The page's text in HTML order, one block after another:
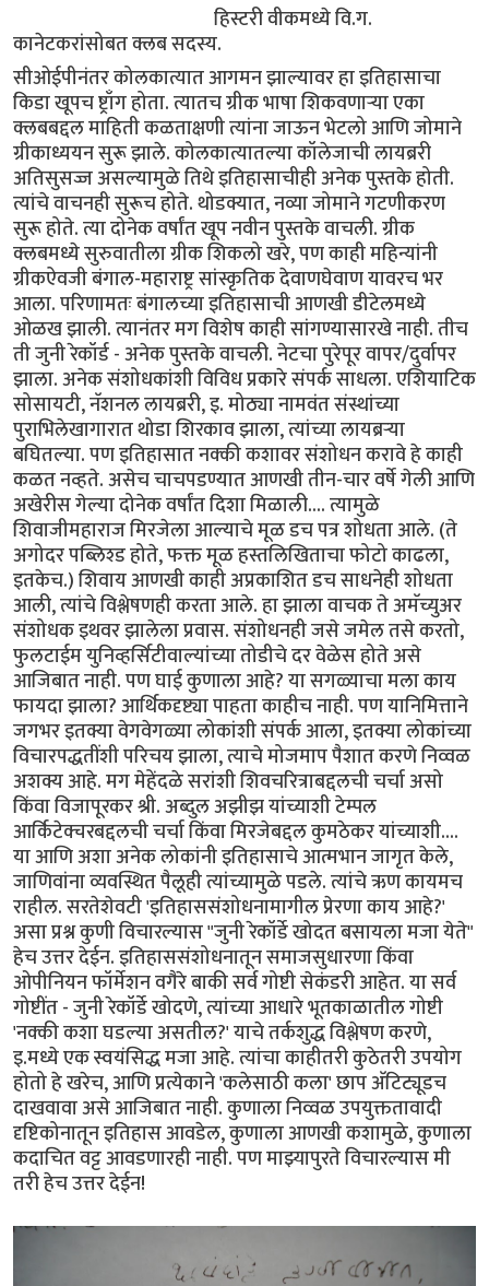
हिस्टरी वीकमध्ये वि.ग.
कानेटकरांसोबत क्लब सदस्य.
सीओईपीनंतर कोलकात्यात आगमन झाल्यावर हा इतिहासाचा
किडा खूपच ष्ट्राँग होता. त्यातच ग्रीक भाषा शिकवणार्‍या एका
क्लबबद्दल माहिती कळताक्षणी त्यांना जाऊन भेटलो आणि जोमाने
ग्रीकाध्ययन सुरू झाले. कोलकात्यातल्या कॉलेजाची लायब्ररी
अतिसुसज्ज असल्यामुळे तिथे इतिहासाचीही अनेक पुस्तके होती.
त्यांचे वाचनही सुरूच होते. थोडक्यात, नव्या जोमाने गटणीकरण
सुरू होते. त्या दोनेक वर्षांत खूप नवीन पुस्तके वाचली. ग्रीक
क्लबमध्ये सुरुवातीला ग्रीक शिकलो खरे, पण काही महिन्यांनी
ग्रीकऐवजी बंगाल-महाराष्ट्र सांस्कृतिक देवाणघेवाण यावरच भर
आला. परिणामतः बंगालच्या इतिहासाची आणखी डीटेलमध्ये
ओळख झाली. त्यानंतर मग विशेष काही सांगण्यासारखे नाही. तीच
ती जुनी रेकॉर्ड - अनेक पुस्तके वाचली. नेटचा पुरेपूर वापर/दुर्वापर
झाला. अनेक संशोधकांशी विविध प्रकारे संपर्क साधला. एशियाटिक
सोसायटी, नॅशनल लायब्ररी, इ. मोठ्या नामवंत संस्थांच्या
पुराभिलेखागारात थोडा शिरकाव झाला, त्यांच्या लायब्रर्‍या
बघितल्या. पण इतिहासात नक्की कशावर संशोधन करावे हे काही
कळत नव्हते. असेच चाचपडण्यात आणखी तीन-चार वर्षे गेली आणि
अखेरीस गेल्या दोनेक वर्षांत दिशा मिळाली.... त्यामुळे
शिवाजीमहाराज मिरजेला आल्याचे मूळ डच पत्र शोधता आले. (ते
अगोदर पब्लिश्ड होते, फक्त मूळ हस्तलिखिताचा फोटो काढला,
इतकेच.) शिवाय आणखी काही अप्रकाशित डच साधनेही शोधता
आली, त्यांचे विश्लेषणही करता आले. हा झाला वाचक ते अमॅच्युअर
संशोधक इथवर झालेला प्रवास. संशोधनही जसे जमेल तसे करतो,
फुलटाईम युनिव्हर्सिटीवाल्यांच्या तोडीचे दर वेळेस होते असे
आजिबात नाही. पण घाई कुणाला आहे? या सगळ्याचा मला काय
फायदा झाला? आर्थिकदृष्ट्या पाहता काहीच नाही. पण यानिमित्ताने
जगभर इतक्या वेगवेगळ्या लोकांशी संपर्क आला, इतक्या लोकांच्या
विचारपद्धतींशी परिचय झाला, त्याचे मोजमाप पैशात करणे निव्वळ
अशक्य आहे. मग मेहेंदळे सरांशी शिवचरित्राबद्दलची चर्चा असो
किंवा विजापूरकर श्री. अब्दुल अझीझ यांच्याशी टेम्पल
आर्किटेक्चरबद्दलची चर्चा किंवा मिरजेबद्दल कुमठेकर यांच्याशी....
या आणि अशा अनेक लोकांनी इतिहासाचे आत्मभान जागृत केले,
जाणिवांना व्यवस्थित पैलूही त्यांच्यामुळे पडले. त्यांचे ऋण कायमच
राहील. सरतेशेवटी 'इतिहाससंशोधनामागील प्रेरणा काय आहे?'
असा प्रश्न कुणी विचारल्यास "जुनी रेकॉर्डे खोदत बसायला मजा येते"
हेच उत्तर देईन. इतिहाससंशोधनातून समाजसुधारणा किंवा
ओपीनियन फॉर्मेशन वगैरे बाकी सर्व गोष्टी सेकंडरी आहेत. या सर्व
गोष्टींत - जुनी रेकॉर्डे खोदणे, त्यांच्या आधारे भूतकाळातील गोष्टी
'नक्की कशा घडल्या असतील?' याचे तर्कशुद्ध विश्लेषण करणे,
इ.मध्ये एक स्वयंसिद्ध मजा आहे. त्यांचा काहीतरी कुठेतरी उपयोग
होतो हे खरेच, आणि प्रत्येकाने 'कलेसाठी कला' छाप अ‍ॅटिट्यूडच
दाखवावा असे आजिबात नाही. कुणाला निव्वळ उपयुक्ततावादी
दृष्टिकोनातून इतिहास आवडेल, कुणाला आणखी कशामुळे, कुणाला
कदाचित वट्ट आवडणारही नाही. पण माझ्यापुरते विचारल्यास मी
तरी हेच उत्तर देईन!